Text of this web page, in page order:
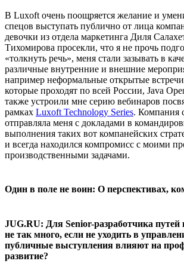
В Luxoft очень поощряется желание и
спецов выступать публично от лица
девочки из отдела маркетинга Диля
Тихомирова просекли, что я не прочь
«толкнуть речь», меня стали зазывать в
различные внутренние и внешние
например неформальные открытые
которые проходят по всей России, Java
также устроили мне серию вебинаров
рамках Luxoft Technology Series. Компания
отправляла меня с докладами в
выполнения таких вот компанейских
и всегда находился компромисс с моими
производственными задачами.
Один в поле не воин: О перспективах,
JUG.RU: Для Senior-разработчика путей
не так много, если не уходить в
публичные выступления влияют на
развитие?